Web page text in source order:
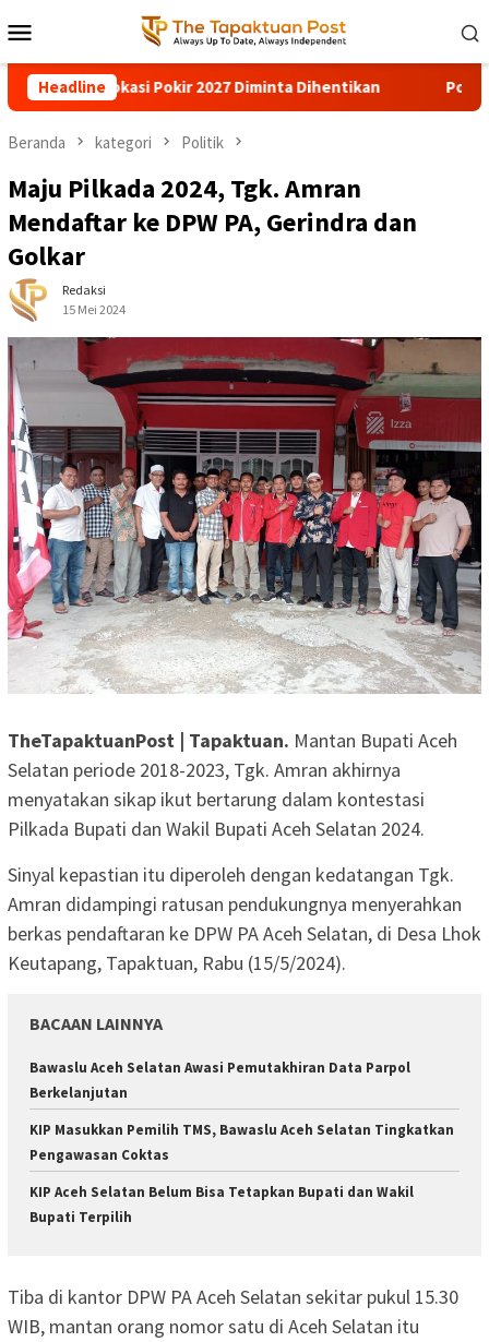
ke
kontenMobile
Headline Pohon Besar Tumbang Diterjang Angin
Beranda kategori Politik
Maju Pilkada 2024, Tgk. Amran
Mendaftar ke DPW PA, Gerindra dan
Golkar
Redaksi
15 Mei 2024
TheTapaktuanPost | Tapaktuan. Mantan Bupati Aceh
Selatan periode 2018-2023, Tgk. Amran akhirnya
menyatakan sikap ikut bertarung dalam kontestasi
Pilkada Bupati dan Wakil Bupati Aceh Selatan 2024.
Sinyal kepastian itu diperoleh dengan kedatangan Tgk.
Amran didampingi ratusan pendukungnya menyerahkan
berkas pendaftaran ke DPW PA Aceh Selatan, di Desa Lhok
Keutapang, Tapaktuan, Rabu (15/5/2024).
BACAAN LAINNYA
Bawaslu Aceh Selatan Awasi Pemutakhiran Data Parpol
Berkelanjutan
KIP Masukkan Pemilih TMS, Bawaslu Aceh Selatan Tingkatkan
Pengawasan Coktas
KIP Aceh Selatan Belum Bisa Tetapkan Bupati dan Wakil
Bupati Terpilih
Tiba di kantor DPW PA Aceh Selatan sekitar pukul 15.30
WIB, mantan orang nomor satu di Aceh Selatan itu